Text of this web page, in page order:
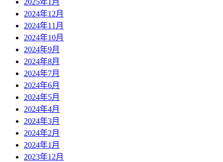
2024年12月
2024年11月
2024年10月
2024年9月
2024年8月
2024年7月
2024年6月
2024年5月
2024年4月
2024年3月
2024年2月
2024年1月
2023年12月